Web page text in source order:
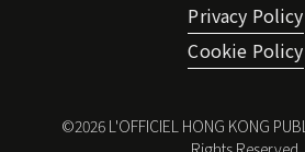
Privacy Policy
Cookie Policy
©2026L'OFFICIEL HONG KONG